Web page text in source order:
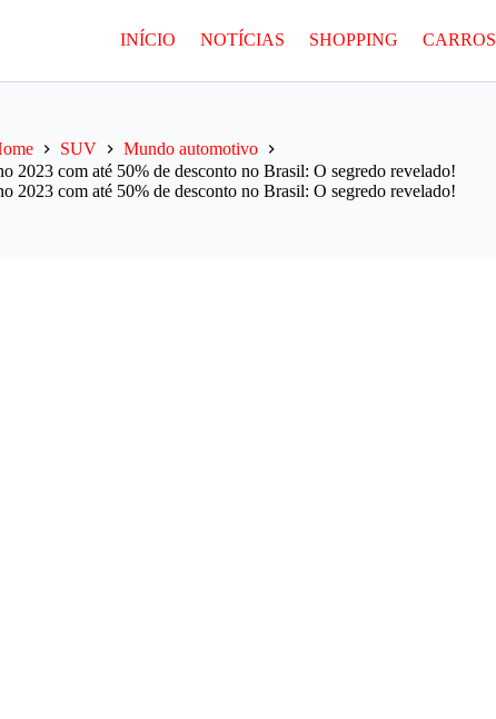
INÍCIO NOTÍCIAS SHOPPING CARROS
SUV
Mundo automotivo
2023 com até 50% de desconto no Brasil: O segredo revelado!
2023 com até 50% de desconto no Brasil: O segredo revelado!